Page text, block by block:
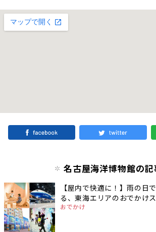
名古屋海洋博物館の記
【屋内で快適に！】雨の日
る、東海エリアのおでかけ
おでかけ